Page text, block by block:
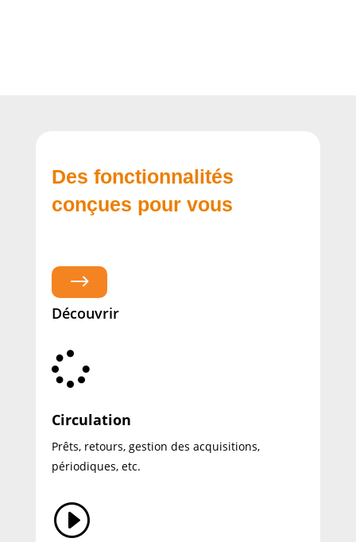
Des fonctionnalités
conçues pour vous
$
Découvrir

Circulation
Prêts, retours, gestion des acquisitions,
périodiques, etc.
I